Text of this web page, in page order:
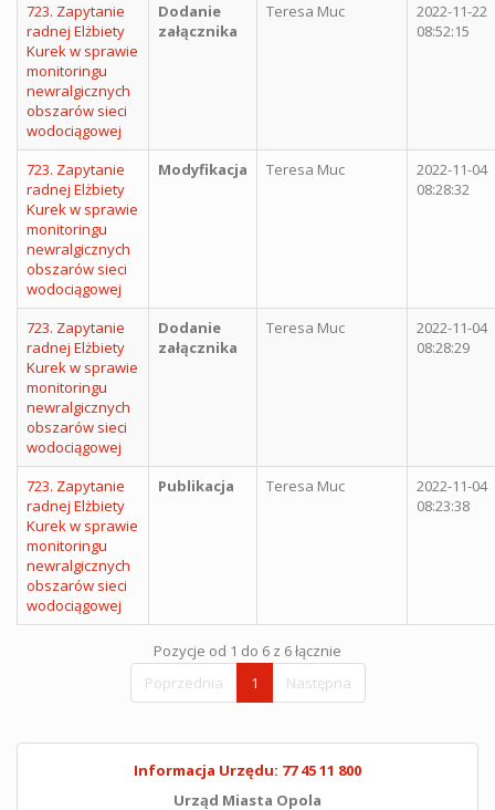
723. Zapytanie
radnej Elżbiety
Kurek w sprawie
monitoringu
newralgicznych
obszarów sieci
wodociągowej
Dodanie
załącznika
Teresa Muc
2022-11-22
08:52:15
723. Zapytanie
radnej Elżbiety
Kurek w sprawie
monitoringu
newralgicznych
obszarów sieci
wodociągowej
Modyfikacja Teresa Muc
2022-11-04
08:28:32
723. Zapytanie
radnej Elżbiety
Kurek w sprawie
monitoringu
newralgicznych
obszarów sieci
wodociągowej
Dodanie
załącznika
Teresa Muc
2022-11-04
08:28:29
723. Zapytanie
radnej Elżbiety
Kurek w sprawie
monitoringu
newralgicznych
obszarów sieci
wodociągowej
Publikacja Teresa Muc
2022-11-04
08:23:38
Pozycje od 1 do 6 z 6 łącznie
Poprzednia
1 Następna
Informacja Urzędu: 77 45 11 800
Urząd Miasta Opola